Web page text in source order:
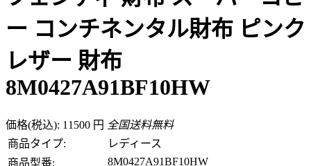
ー コンチネンタル財布 ピンク
レザー 財布
8M0427A91BF10HW
価格(税込): 11500 円 全国送料無料
商品タイプ:
レディース
商品型番:
8M0427A91BF10HW